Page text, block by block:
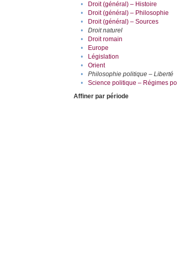
•
Droit (général) – Histoire
•
Droit (général) – Philosophie
•
Droit (général) – Sources
•
Droit naturel
•
Droit romain
•
Europe
•
Législation
•
Orient
•
Philosophie politique – Liberté
•
Science politique – Régimes
Affiner par période